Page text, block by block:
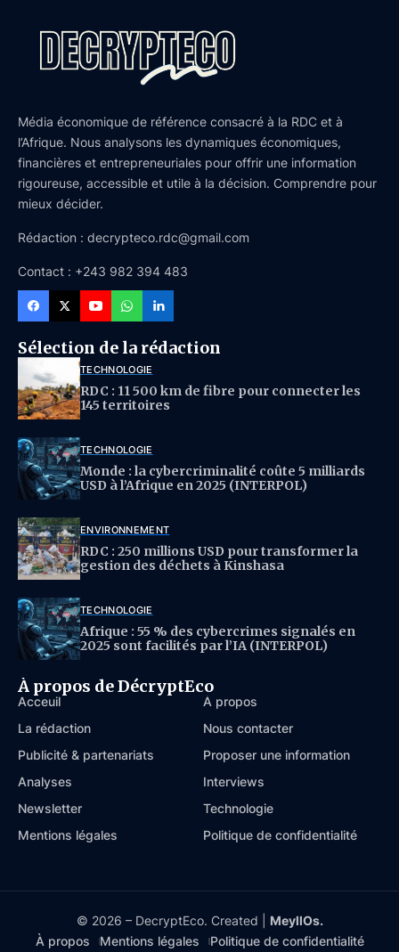
Média économique de référence consacré à la RDC et à
l’Afrique. Nous analysons les dynamiques économiques,
financières et entrepreneuriales pour offrir une information
rigoureuse, accessible et utile à la décision. Comprendre pour
mieux décider.
Rédaction : decrypteco.rdc@gmail.com
Contact : +243 982 394 483
Sélection de la rédaction
TECHNOLOGIE
RDC : 11 500 km de fibre pour connecter les
145 territoires
TECHNOLOGIE
Monde : la cybercriminalité coûte 5 milliards
USD à l’Afrique en 2025 (INTERPOL)
ENVIRONNEMENT
RDC : 250 millions USD pour transformer la
gestion des déchets à Kinshasa
TECHNOLOGIE
Afrique : 55 % des cybercrimes signalés en
2025 sont facilités par l’IA (INTERPOL)
À propos de DécryptEco
Acceuil
À propos
La rédaction
Nous contacter
Publicité & partenariats
Proposer une information
Analyses
Interviews
Newsletter
Technologie
Mentions légales
Politique de confidentialité
© 2026 – DecryptEco. Created | MeyllOs.
À propos
Mentions légales Politique de confidentialité